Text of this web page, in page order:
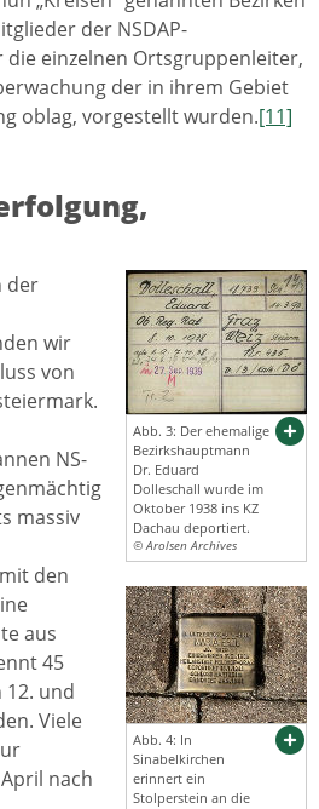
der NSDAP-
die einzelnen Ortsgruppenleiter,
der in ihrem Gebiet
oblag, vorgestellt wurden.[11]
Abb. 3: Der ehemalige
Bezirkshauptmann
Dr. Eduard
Dolleschall wurde im
Oktober 1938 ins KZ
Dachau deportiert.
© Arolsen Archives
Abb. 4: In
Sinabelkirchen
erinnert ein
Stolperstein an die
der
wir
von
NS-
massiv
den
aus
45
12. und
Viele
nach